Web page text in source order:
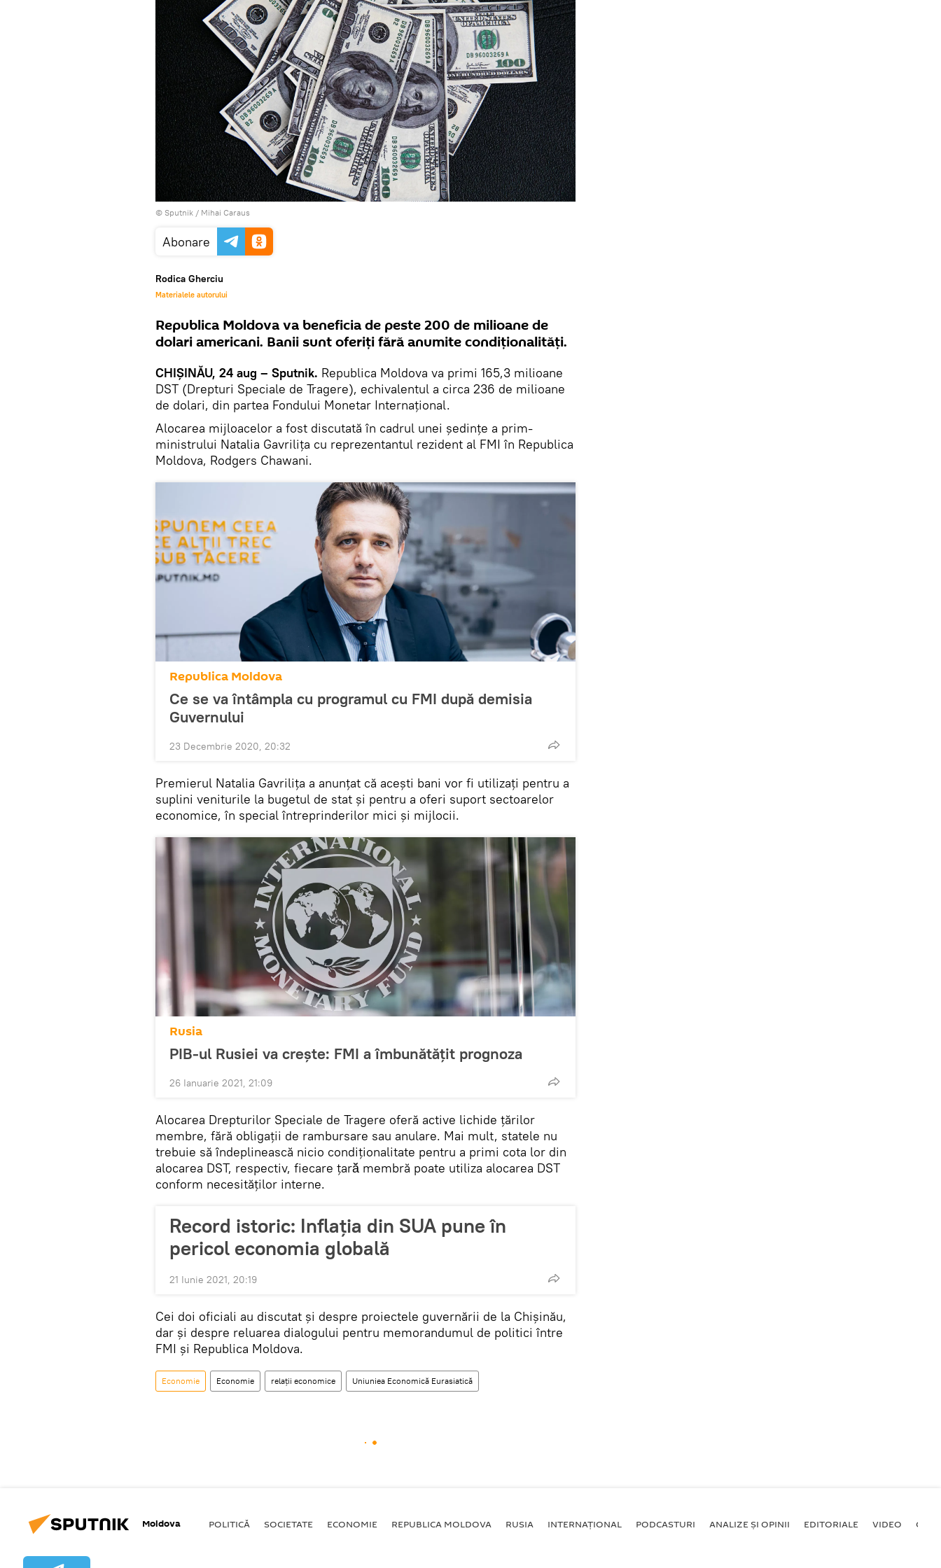
© Sputnik / Mihai Caraus
Abonare
Rodica Gherciu
Materialele autorului
Republica Moldova va beneficia de peste 200 de milioane de
dolari americani. Banii sunt oferiți fără anumite condiționalități.
CHIȘINĂU, 24 aug – Sputnik. Republica Moldova va primi 165,3 milioane
DST (Drepturi Speciale de Tragere), echivalentul a circa 236 de milioane
de dolari, din partea Fondului Monetar Internațional.
Alocarea mijloacelor a fost discutată în cadrul unei ședințe a prim-
ministrului Natalia Gavrilița cu reprezentantul rezident al FMI în Republica
Moldova, Rodgers Chawani.
Republica Moldova
Ce se va întâmpla cu programul cu FMI după demisia
Guvernului
23 Decembrie 2020, 20:32
Premierul Natalia Gavrilița a anunțat că acești bani vor fi utilizați pentru a
suplini veniturile la bugetul de stat și pentru a oferi suport sectoarelor
economice, în special întreprinderilor mici și mijlocii.
Rusia
PIB-ul Rusiei va crește: FMI a îmbunătățit prognoza
26 Ianuarie 2021, 21:09
Alocarea Drepturilor Speciale de Tragere oferă active lichide țărilor
membre, fără obligații de rambursare sau anulare. Mai mult, statele nu
trebuie să îndeplinească nicio condiționalitate pentru a primi cota lor din
alocarea DST, respectiv, fiecare țară̆ membră poate utiliza alocarea DST
conform necesităților interne.
Record istoric: Inflația din SUA pune în
pericol economia globală
21 Iunie 2021, 20:19
Cei doi oficiali au discutat și despre proiectele guvernării de la Chișinău,
dar și despre reluarea dialogului pentru memorandumul de politici între
FMI și Republica Moldova.
Economie Economie relații economice Uniuniea Economică Eurasiatică
Moldova POLITICĂ SOCIETATE ECONOMIE REPUBLICA MOLDOVA RUSIA INTERNAȚIONAL PODCASTURI ANALIZE ȘI OPINII EDITORIALE VIDEO